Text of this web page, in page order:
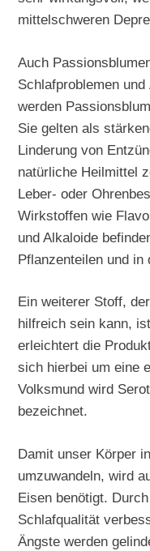
mittelschweren
Auch
Schlafproblemen
werden
Sie gelten als
Linderung von
natürliche Heilmittel
Leber- oder
Wirkstoffen wie
und Alkaloide
Pflanzenteilen und in
Ein weiterer Stoff,
hilfreich sein kann,
erleichtert die
sich hierbei um eine
Volksmund wird
bezeichnet.
Damit unser Körper
umzuwandeln, wird
Eisen benötigt.
Schlafqualität
Ängste werden